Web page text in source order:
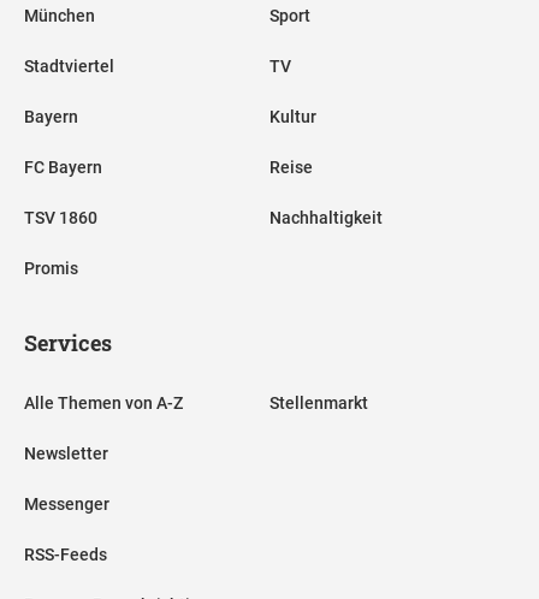
München
Stadtviertel
Bayern
FC Bayern
TSV 1860
Promis
Sport
TV
Kultur
Reise
Nachhaltigkeit
Services
Alle Themen von A-Z
Newsletter
Messenger
RSS-Feeds
Stellenmarkt